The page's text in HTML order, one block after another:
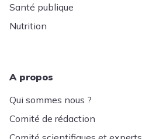
Santé publique
Nutrition
A propos
Qui sommes nous ?
Comité de rédaction